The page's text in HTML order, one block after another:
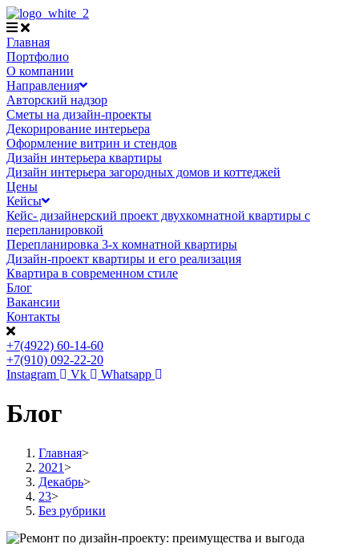
Главная
Портфолио
О компании
Направления
Авторский надзор
Сметы на дизайн-проекты
Декорирование интерьера
Оформление витрин и стендов
Дизайн интерьера квартиры
Дизайн интерьера загородных домов и коттеджей
Цены
Кейсы
Кейс- дизайнерский проект двухкомнатной квартиры с
перепланировкой
Перепланировка 3-х комнатной квартиры
Дизайн-проект квартиры и его реализация
Квартира в современном стиле
Блог
Вакансии
Контакты
+7(4922) 60-14-60
+7(910) 092-22-20
Instagram
Vk Whatsapp
Блог
Главная>
2021>
Декабрь>
23>
Без рубрики